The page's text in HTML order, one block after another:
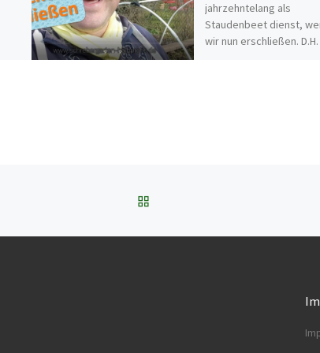
jahrzehntelang als
Staudenbeet dienst,
wir nun erschließen.